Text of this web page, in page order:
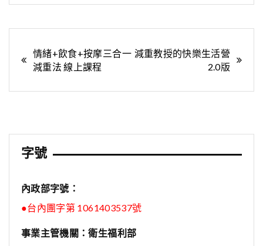
文
章
情緒+飲食+按摩三合一
減重法 線上課程
減重教授的快樂生活營
2.0版
字號
內政部字號：
●台內團字第 1061403537號
事業主管機關：衛生福利部